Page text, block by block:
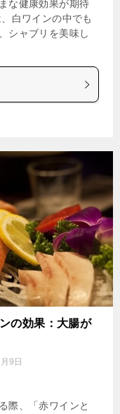
な健康効果が期待
白ワインの中でも
シャブリを美味し
の効果：大腸が
9日
際、「赤ワインと